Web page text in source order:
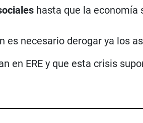
hasta que la economía
es necesario derogar ya los
en ERE y que esta crisis